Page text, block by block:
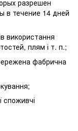
разрешен
в течение 14 дней
використання
плям і т. п.;
фабрична
споживчі